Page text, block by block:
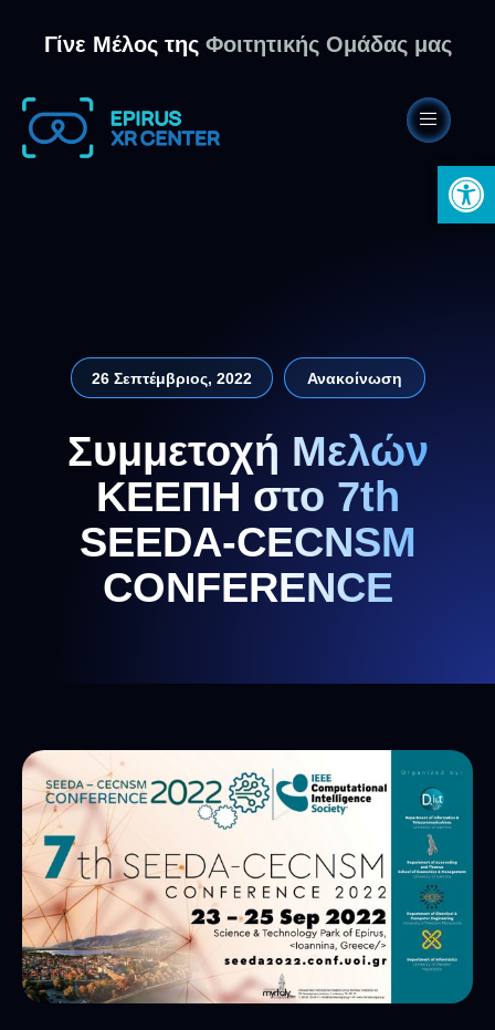
Γίνε Μέλος της Φοιτητικής Ομάδας μας
26 Σεπτέμβριος, 2022 Ανακοίνωση
Συμμετοχή Μελών
ΚΕΕΠΗ στο 7th
SEEDA-CECNSM
CONFERENCE